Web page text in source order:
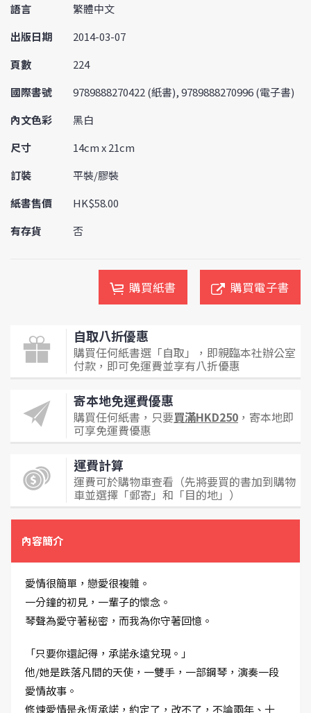
語言
繁體中文
出版日期
2014-03-07
頁數
224
國際書號
9789888270422 (紙書), 9789888270996 (電子書)
內文色彩
黑白
尺寸
14cm x 21cm
訂裝
平裝/膠裝
紙書售價
HK$58.00
有存貨
否
購買紙書 購買電子書
自取八折優惠
購買任何紙書選「自取」，即親臨本社辦公室
付款，即可免運費並享有八折優惠
寄本地免運費優惠
購買任何紙書，只要買滿HKD250 ，寄本地即
可享免運費優惠
運費計算
運費可於購物車查看（先將要買的書加到購物
車並選擇「郵寄」和「目的地」）
內容簡介
愛情很簡單，戀愛很複雜。
一分鐘的初見，一輩子的懷念。
琴聲為愛守著秘密，而我為你守著回憶。
「只要你還記得，承諾永遠兌現。」
他/她是跌落凡間的天使，一雙手，一部鋼琴，演奏一段
愛情故事。
修煉愛情是永恆承諾，約定了，改不了，不論兩年、十